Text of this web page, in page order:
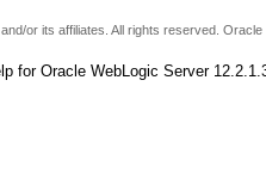
or its affiliates. All rights reserved.
for Oracle WebLogic Server